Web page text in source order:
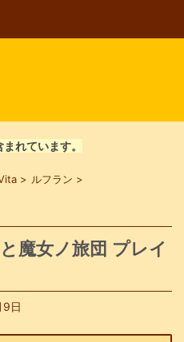
れています。
> ルフラン >
魔女ノ旅団 プレイ
日